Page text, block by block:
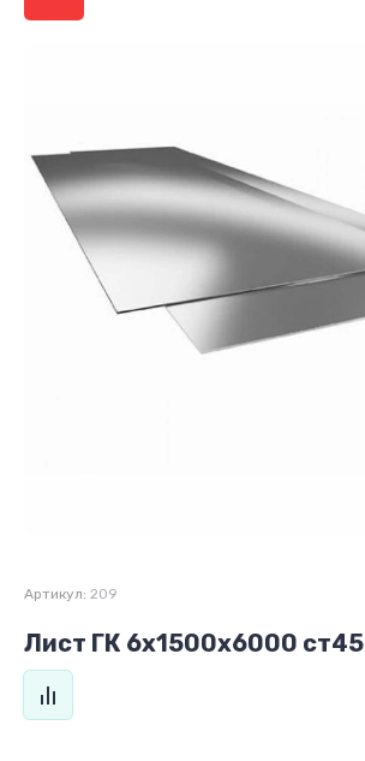
Артикул: 209
Лист ГК 6х1500х6000 ст45